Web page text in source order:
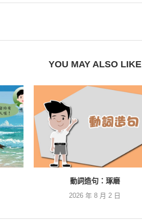
YOU MAY ALSO LIKE
動詞造句：琢磨
2026 年 8 月 2 日